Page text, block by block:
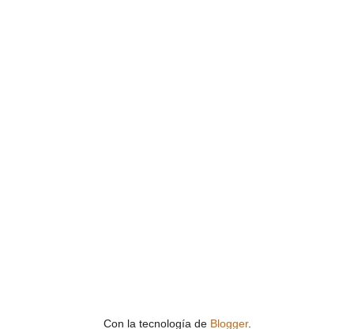
Con la tecnología de Blogger.